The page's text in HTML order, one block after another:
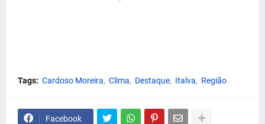
Tags: Cardoso Moreira Clima Destaque Italva Região
Facebook